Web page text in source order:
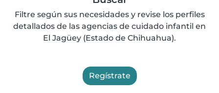
Filtre según sus necesidades y revise los perfiles
detallados de las agencias de cuidado infantil en
El Jagüey (Estado de Chihuahua).
Regístrate